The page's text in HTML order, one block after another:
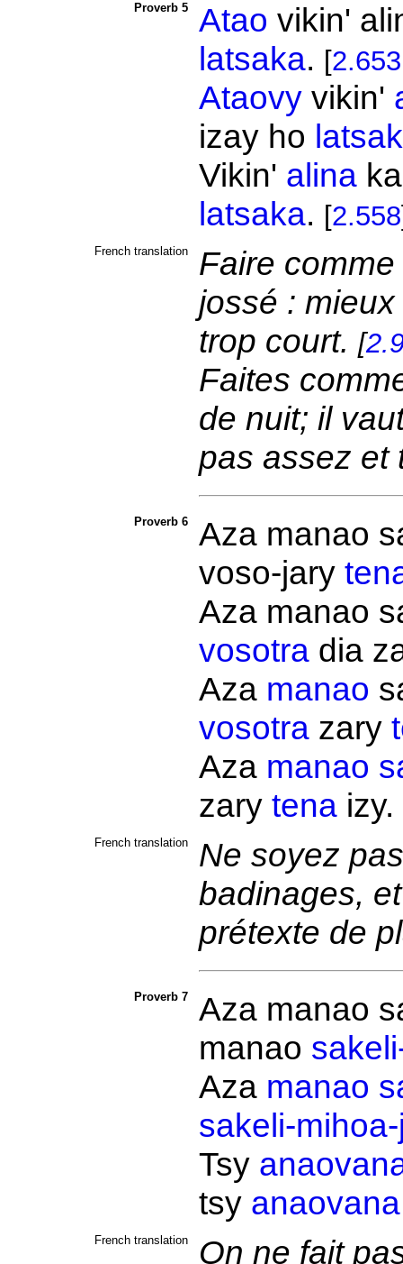
Proverb 5 Atao vikin'
latsaka. [2.653
Ataovyvikin'
izay ho
Vikin' alina
latsaka. [2.558
French translation
Faire
jossé :
trop court. [
Faites
de nuit; il
pas assez et
Proverb 6
Aza manao
voso-jary
Aza manao
vosotradia
Aza manao
vosotrazary
Aza manao
zary tenaizy.
French translation
Ne soyez
badinages,
prétexte de
Proverb 7
Aza manao
manao
Aza manao
sakeli-
Tsy
tsy anaovana
French translation On ne fait